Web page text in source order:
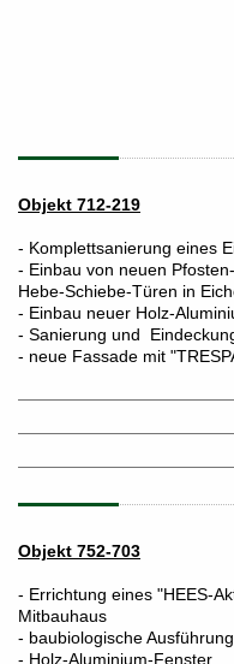
Objekt 712-219
- Komplettsanierung eines
- Einbau von neuen
Hebe-Schiebe-Türen in
- Einbau neuer Holz-
- Sanierung und
- neue Fassade mit
Objekt 752-703
- Errichtung eines "HEES-
Mitbauhaus
- baubiologische Ausführung
- Holz-Aluminium-Fenster